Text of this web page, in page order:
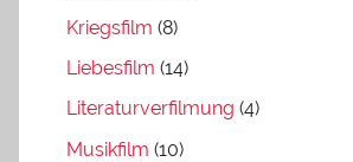
Kriegsfilm (8)
Liebesfilm (14)
Literaturverfilmung (4)
Musikfilm (10)